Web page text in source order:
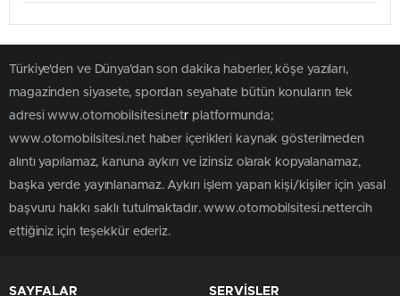
Türkiye'den ve Dünya’dan son dakika haberler, köşe yazıları,
magazinden siyasete, spordan seyahate bütün konuların tek
adresi www.otomobilsitesi.netr platformunda;
www.otomobilsitesi.net haber içerikleri kaynak gösterilmeden
alıntı yapılamaz, kanuna aykırı ve izinsiz olarak kopyalanamaz,
başka yerde yayınlanamaz. Aykırı işlem yapan kişi/kişiler için yasal
başvuru hakkı saklı tutulmaktadır. www.otomobilsitesi.nettercih
ettiğiniz için teşekkür ederiz.
SAYFALAR SERVİSLER